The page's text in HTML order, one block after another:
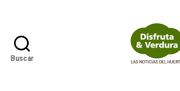
Buscar